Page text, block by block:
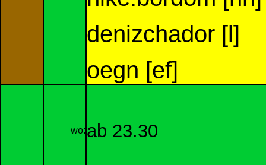
denizchador [l]
oegn [ef]
wo: ab 23.30